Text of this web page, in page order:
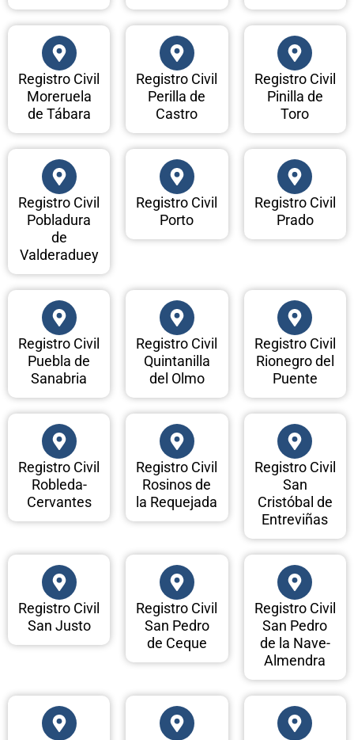
Registro Civil
Moreruela
de Tábara
Registro Civil
Perilla de
Castro
Registro Civil
Pinilla de
Toro
Registro Civil
Pobladura
de
Valderaduey
Registro Civil
Porto
Registro Civil
Prado
Registro Civil
Puebla de
Sanabria
Registro Civil
Quintanilla
del Olmo
Registro Civil
Rionegro del
Puente
Registro Civil
Robleda-
Cervantes
Registro Civil
Rosinos de
la Requejada
Registro Civil
San
Cristóbal de
Entreviñas
Registro Civil
San Justo
Registro Civil
San Pedro
de Ceque
Registro Civil
San Pedro
de la Nave-
Almendra